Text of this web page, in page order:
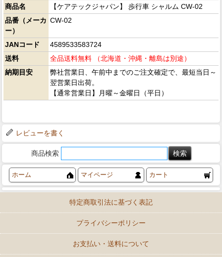
商品名
【ケアテックジャパン】 歩行車 シャルム CW-02
品番（メーカ
ー）
CW-02
JANコード
4589533583724
送料
全品送料無料 （北海道・沖縄・離島は別途）
納期目安
弊社営業日、午前中までのご注文確定で、最短当日～
翌営業日出荷。
【通常営業日】月曜～金曜日（平日）
レビューを書く
商品検索
ホーム マイページ カート
特定商取引法に基づく表記
プライバシーポリシー
お支払い・送料について